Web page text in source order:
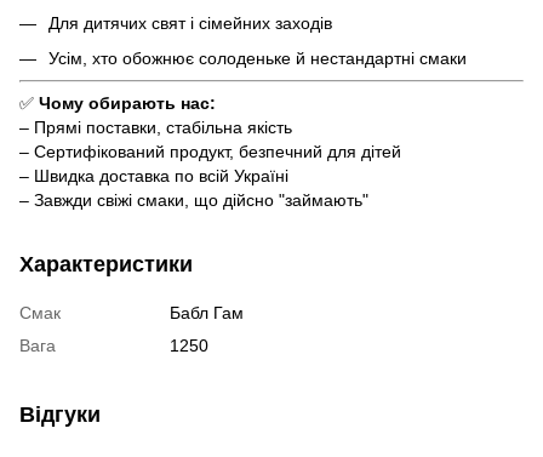
Для дитячих свят і сімейних заходів
Усім, хто обожнює солоденьке й нестандартні смаки
✅ Чому обирають нас:
– Прямі поставки, стабільна якість
– Сертифікований продукт, безпечний для дітей
– Швидка доставка по всій Україні
– Завжди свіжі смаки, що дійсно "займають"
Характеристики
Смак
Бабл Гам
Вага
1250
Відгуки